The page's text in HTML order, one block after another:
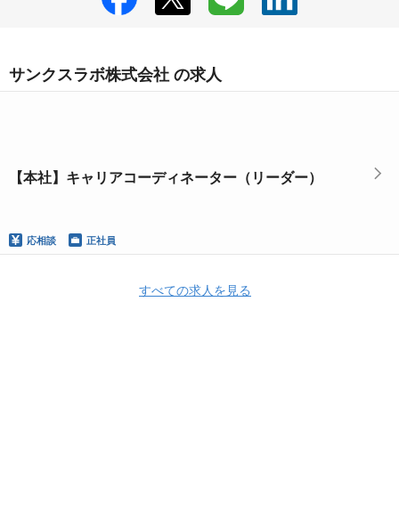
サンクスラボ株式会社 の求人
【本社】キャリアコーディネーター（リーダー）
応相談 正社員
すべての求人を見る